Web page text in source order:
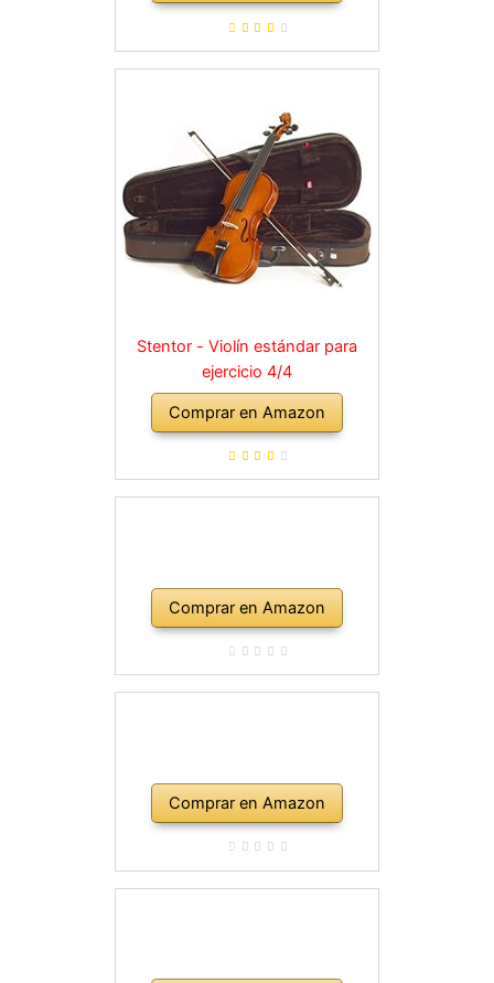
Stentor - Violín estándar para
ejercicio 4/4
Comprar en Amazon
Comprar en Amazon
Comprar en Amazon